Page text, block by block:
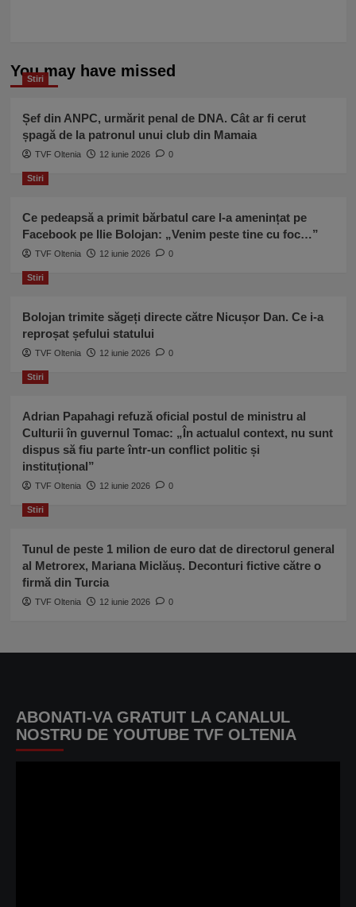
You may have missed
Stiri
Șef din ANPC, urmărit penal de DNA. Cât ar fi cerut
șpagă de la patronul unui club din Mamaia
TVF Oltenia 12 iunie 2026 0
Stiri
Ce pedeapsă a primit bărbatul care l-a amenințat pe
Facebook pe Ilie Bolojan: „Venim peste tine cu foc…”
TVF Oltenia 12 iunie 2026 0
Stiri
Bolojan trimite săgeți directe către Nicușor Dan. Ce i-a
reproșat șefului statului
TVF Oltenia 12 iunie 2026 0
Stiri
Adrian Papahagi refuză oficial postul de ministru al
Culturii în guvernul Tomac: „În actualul context, nu sunt
dispus să fiu parte într-un conflict politic și
instituțional”
TVF Oltenia 12 iunie 2026 0
Stiri
Tunul de peste 1 milion de euro dat de directorul general
al Metrorex, Mariana Miclăuș. Deconturi fictive către o
firmă din Turcia
TVF Oltenia 12 iunie 2026 0
ABONATI-VA GRATUIT LA CANALUL
NOSTRU DE YOUTUBE TVF OLTENIA